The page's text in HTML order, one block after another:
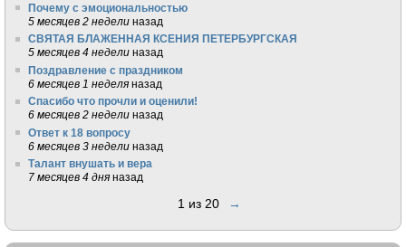
Почему с эмоциональностью
5 месяцев 2 недели назад
СВЯТАЯ БЛАЖЕННАЯ КСЕНИЯ ПЕТЕРБУРГСКАЯ
5 месяцев 4 недели назад
Поздравление с праздником
6 месяцев 1 неделя назад
Спасибо что прочли и оценили!
6 месяцев 2 недели назад
Ответ к 18 вопросу
6 месяцев 3 недели назад
Талант внушать и вера
7 месяцев 4 дня назад
1 из 20 →